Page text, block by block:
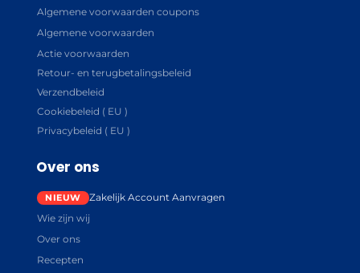
Algemene voorwaarden coupons
Algemene voorwaarden
Actie voorwaarden
Retour- en terugbetalingsbeleid
Verzendbeleid
Cookiebeleid ( EU )
Privacybeleid ( EU )
Over ons
Zakelijk Account Aanvragen
Wie zijn wij
Over ons
Recepten